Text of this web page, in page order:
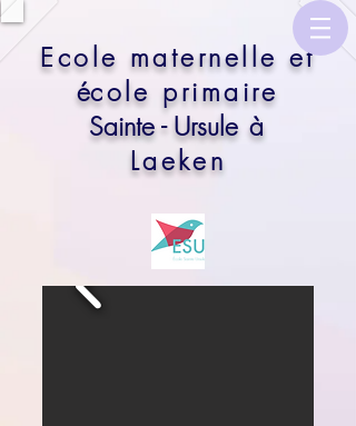
​Ecole maternelle et
école primaire
Sainte - Ursuleà
Laeken